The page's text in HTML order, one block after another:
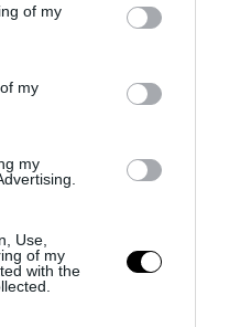
You may click to
its third-party tags to
in below Google
of my
my
my
Use,
of my
with the
να
στη Μύκονο: Η
Ματογιάννια